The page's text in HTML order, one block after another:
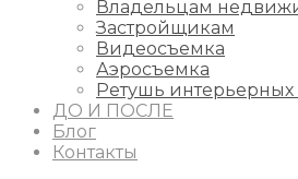
Владельцам
Застройщикам
Видеосъемка
Аэросъемка
Ретушь интерьерных
ДО И ПОСЛЕ
Блог
Контакты